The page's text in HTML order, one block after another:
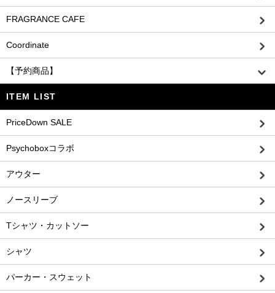
FRAGRANCE CAFE
Coordinate
【予約商品】
ITEM LIST
PriceDown SALE
Psychoboxコラボ
アウター
ノースリーブ
Tシャツ・カットソー
シャツ
パーカー・スウェット